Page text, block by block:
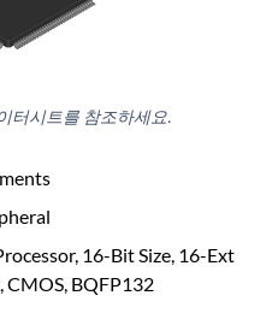
터시트를 참조하세요.
16-Bit Size, 16-Ext
CMOS, BQFP132